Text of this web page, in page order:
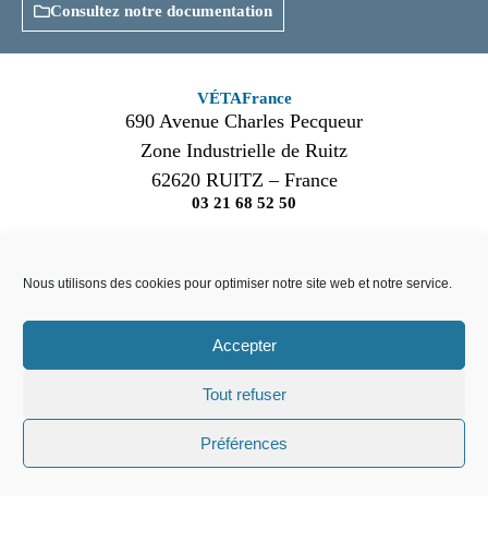
Nous utilisons des cookies pour optimiser notre site web et notre service.
Accepter
Tout refuser
Préférences
Consultez notre documentation
VÉTAFrance
690 Avenue Charles Pecqueur
Zone Industrielle de Ruitz
62620 RUITZ – France
03 21 68 52 50
Nos réalisations
Nos actualités
VÉTA cime
VÉTAbric+
VÉTA
Suivez-nous